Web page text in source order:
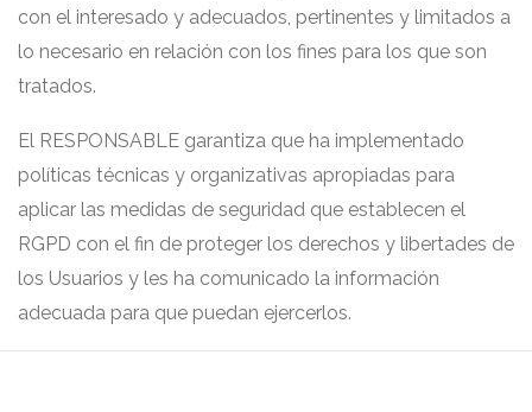
con el interesado y adecuados, pertinentes y limitados a
lo necesario en relación con los fines para los que son
tratados.
El RESPONSABLE garantiza que ha implementado
políticas técnicas y organizativas apropiadas para
aplicar las medidas de seguridad que establecen el
RGPD con el fin de proteger los derechos y libertades de
los Usuarios y les ha comunicado la información
adecuada para que puedan ejercerlos.